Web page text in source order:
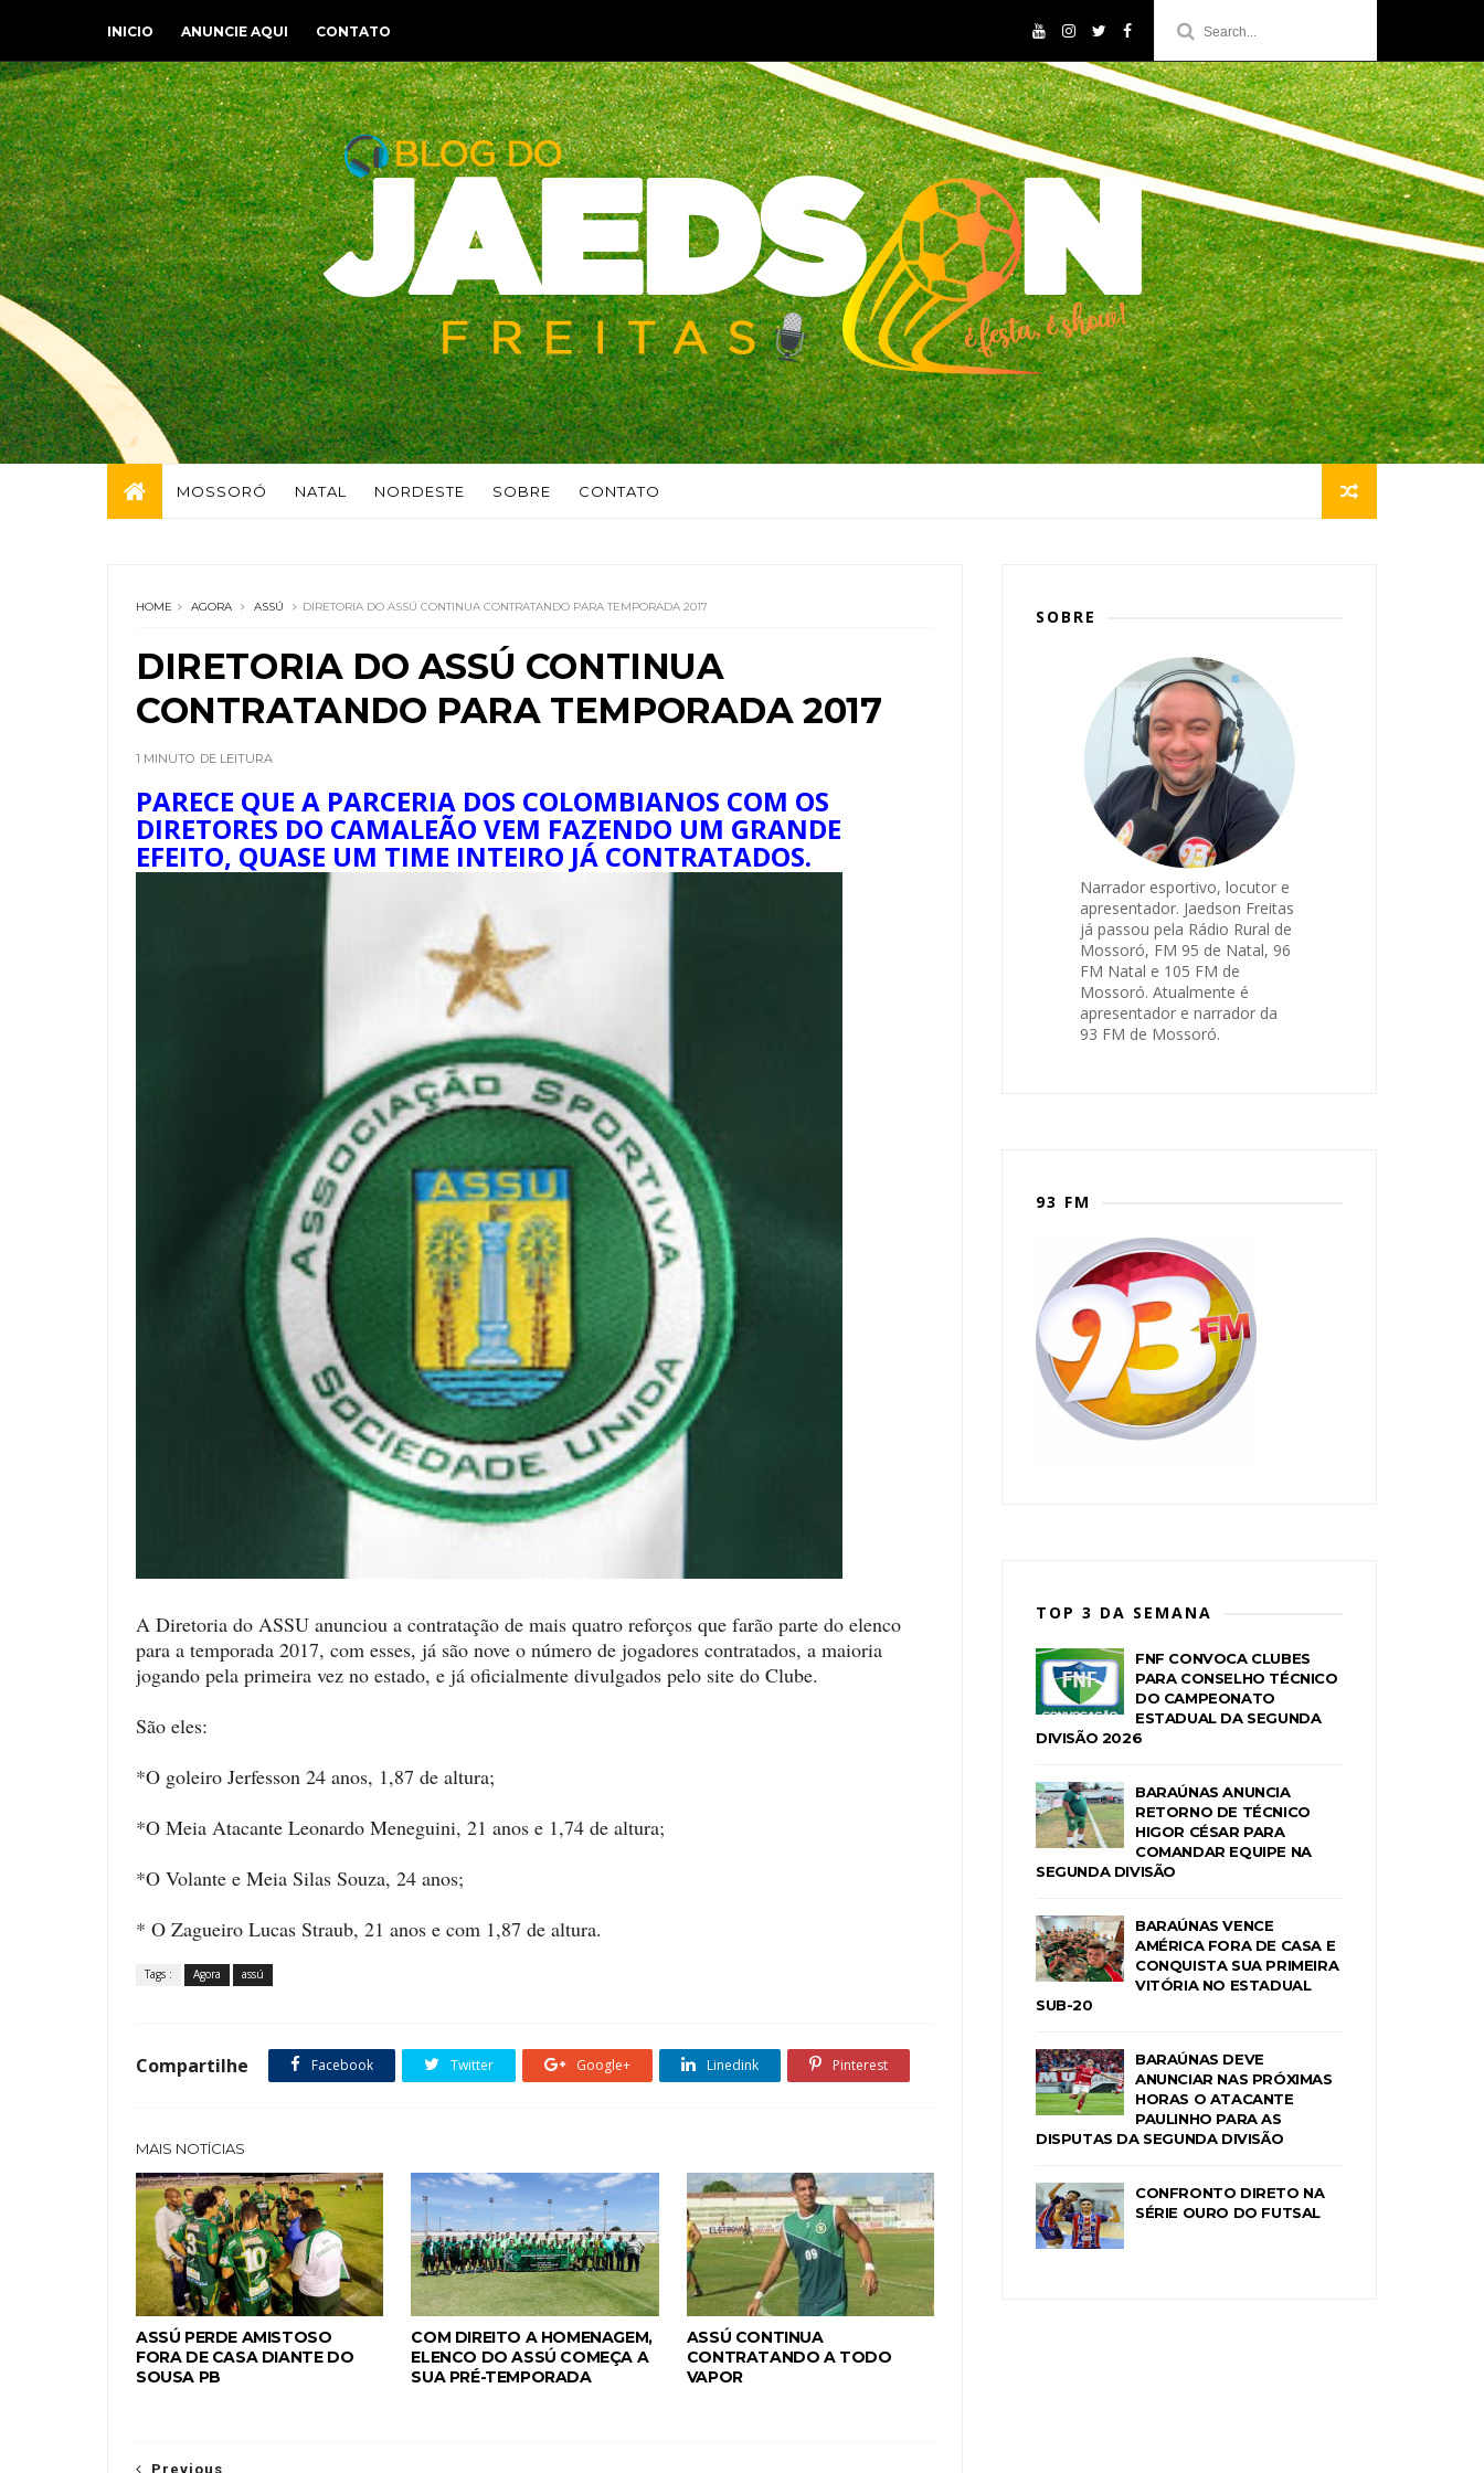
INICIO ANUNCIE AQUI CONTATO
MOSSORÓ NATAL NORDESTE SOBRE CONTATO
HOME AGORA ASSÚ DIRETORIA DO ASSÚ CONTINUA CONTRATANDO PARA TEMPORADA 2017
DIRETORIA DO ASSÚ CONTINUA
CONTRATANDO PARA TEMPORADA 2017
1 MINUTO DE LEITURA
PARECE QUE A PARCERIA DOS COLOMBIANOS COM OS
DIRETORES DO CAMALEÃO VEM FAZENDO UM GRANDE
EFEITO, QUASE UM TIME INTEIRO JÁ CONTRATADOS.
A Diretoria do ASSU anunciou a contratação de mais quatro reforços que farão parte do elenco
para a temporada 2017, com esses, já são nove o número de jogadores contratados, a maioria
jogando pela primeira vez no estado, e já oficialmente divulgados pelo site do Clube.
São eles:
*O goleiro Jerfesson 24 anos, 1,87 de altura;
*O Meia Atacante Leonardo Meneguini, 21 anos e 1,74 de altura;
*O Volante e Meia Silas Souza, 24 anos;
* O Zagueiro Lucas Straub, 21 anos e com 1,87 de altura.
Tags : Agora assú
Compartilhe Facebook Twitter Google+ Linedink Pinterest
MAIS NOTÍCIAS
ASSÚ PERDE AMISTOSO
FORA DE CASA DIANTE DO
SOUSA PB
COM DIREITO A HOMENAGEM,
ELENCO DO ASSÚ COMEÇA A
SUA PRÉ-TEMPORADA
ASSÚ CONTINUA
CONTRATANDO A TODO
VAPOR
Previous
SOBRE
Narrador esportivo, locutor e
apresentador. Jaedson Freitas
já passou pela Rádio Rural de
Mossoró, FM 95 de Natal, 96
FM Natal e 105 FM de
Mossoró. Atualmente é
apresentador e narrador da
93 FM de Mossoró.
93 FM
TOP 3 DA SEMANA
FNF CONVOCA CLUBES
PARA CONSELHO TÉCNICO
DO CAMPEONATO
ESTADUAL DA SEGUNDA
DIVISÃO 2026
BARAÚNAS ANUNCIA
RETORNO DE TÉCNICO
HIGOR CÉSAR PARA
COMANDAR EQUIPE NA
SEGUNDA DIVISÃO
BARAÚNAS VENCE
AMÉRICA FORA DE CASA E
CONQUISTA SUA PRIMEIRA
VITÓRIA NO ESTADUAL
SUB-20
BARAÚNAS DEVE
ANUNCIAR NAS PRÓXIMAS
HORAS O ATACANTE
PAULINHO PARA AS
DISPUTAS DA SEGUNDA DIVISÃO
CONFRONTO DIRETO NA
SÉRIE OURO DO FUTSAL